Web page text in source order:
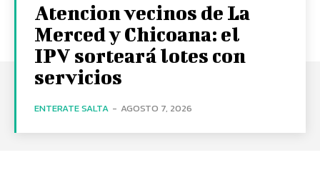
Atencion vecinos de La
Merced y Chicoana: el
IPV sorteará lotes con
servicios
ENTERATE SALTA - AGOSTO 7, 2026